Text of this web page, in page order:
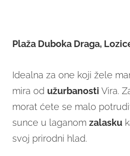
Plaža Duboka Draga,
Idealna za one koji žele
mira od užurbanosti Vira.
morat ćete se malo
sunce u laganom zalasku
svoj prirodni hlad.